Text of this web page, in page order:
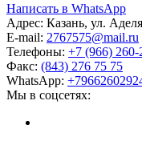
Написать в WhatsApp
Адрес: Казань, ул.
E-mail: 2767575@mail.ru
Телефоны: +7 (966) 260-
Факс: (843) 276 75 75
WhatsApp:
Мы в соцсетях: